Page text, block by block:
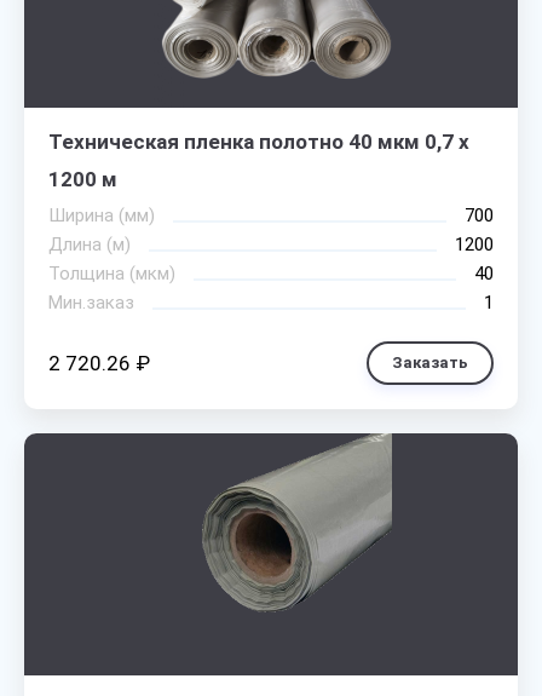
Техническая пленка полотно 40 мкм 0,7 х
1200 м
Ширина (мм)
700
Длина (м)
1200
Толщина (мкм)
40
Мин.заказ
1
2 720.26 ₽ Заказать